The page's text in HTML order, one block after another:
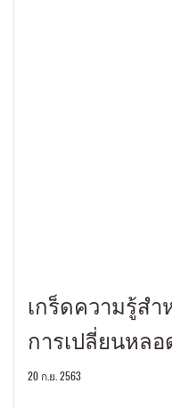
เกร็ดความรู้ส
การเปลี่ยนหลอ
20 ก.ย. 2563